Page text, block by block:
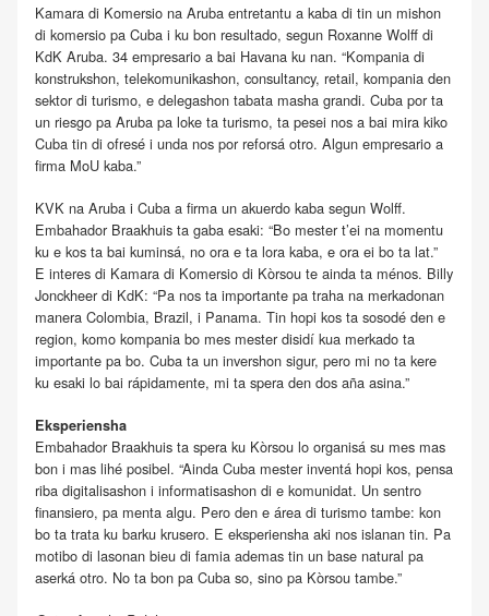
Kamara di Komersio na Aruba entretantu a kaba di tin un mishon
di komersio pa Cuba i ku bon resultado, segun Roxanne Wolff di
KdK Aruba. 34 empresario a bai Havana ku nan. “Kompania di
konstrukshon, telekomunikashon, consultancy, retail, kompania den
sektor di turismo, e delegashon tabata masha grandi. Cuba por ta
un riesgo pa Aruba pa loke ta turismo, ta pesei nos a bai mira kiko
Cuba tin di ofresé i unda nos por reforsá otro. Algun empresario a
firma MoU kaba.”
KVK na Aruba i Cuba a firma un akuerdo kaba segun Wolff.
Embahador Braakhuis ta gaba esaki: “Bo mester t’ei na momentu
ku e kos ta bai kuminsá, no ora e ta lora kaba, e ora ei bo ta lat.”
E interes di Kamara di Komersio di Kòrsou te ainda ta ménos. Billy
Jonckheer di KdK: “Pa nos ta importante pa traha na merkadonan
manera Colombia, Brazil, i Panama. Tin hopi kos ta sosodé den e
region, komo kompania bo mes mester disidí kua merkado ta
importante pa bo. Cuba ta un invershon sigur, pero mi no ta kere
ku esaki lo bai rápidamente, mi ta spera den dos aña asina.”
Eksperiensha
Embahador Braakhuis ta spera ku Kòrsou lo organisá su mes mas
bon i mas lihé posibel. “Ainda Cuba mester inventá hopi kos, pensa
riba digitalisashon i informatisashon di e komunidat. Un sentro
finansiero, pa menta algu. Pero den e área di turismo tambe: kon
bo ta trata ku barku krusero. E eksperiensha aki nos islanan tin. Pa
motibo di lasonan bieu di famia ademas tin un base natural pa
aserká otro. No ta bon pa Cuba so, sino pa Kòrsou tambe.”